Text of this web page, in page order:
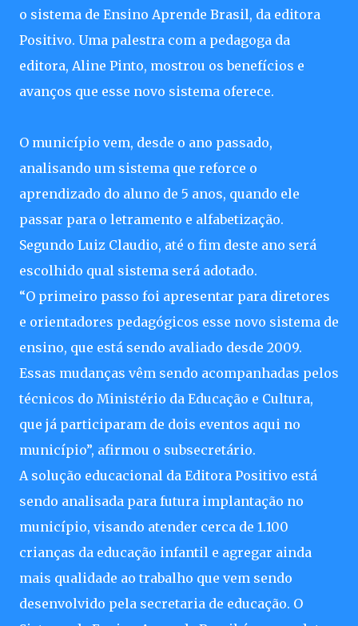
o sistema de Ensino Aprende Brasil, da editora
Positivo. Uma palestra com a pedagoga da
editora, Aline Pinto, mostrou os benefícios e
avanços que esse novo sistema oferece.
O município vem, desde o ano passado,
analisando um sistema que reforce o
aprendizado do aluno de 5 anos, quando ele
passar para o letramento e alfabetização.
Segundo Luiz Claudio, até o fim deste ano será
escolhido qual sistema será adotado.
“O primeiro passo foi apresentar para diretores
e orientadores pedagógicos esse novo sistema de
ensino, que está sendo avaliado desde 2009.
Essas mudanças vêm sendo acompanhadas pelos
técnicos do Ministério da Educação e Cultura,
que já participaram de dois eventos aqui no
município”, afirmou o subsecretário.
A solução educacional da Editora Positivo está
sendo analisada para futura implantação no
município, visando atender cerca de 1.100
crianças da educação infantil e agregar ainda
mais qualidade ao trabalho que vem sendo
desenvolvido pela secretaria de educação. O